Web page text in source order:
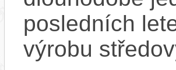
posledních
výrobu